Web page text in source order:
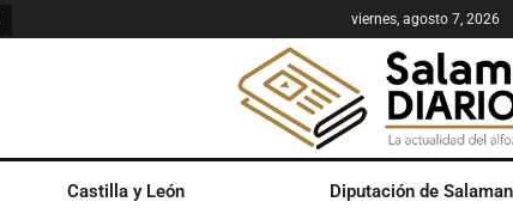
viernes, agosto 7, 2026
Castilla y León Diputación de